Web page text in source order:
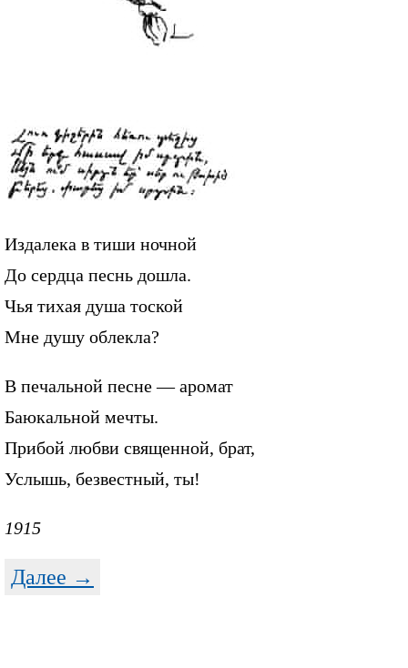
Издалека в тиши ночной
До сердца песнь дошла.
Чья тихая душа тоской
Мне душу облекла?
В печальной песне — аромат
Баюкальной мечты.
Прибой любви священной, брат,
Услышь, безвестный, ты!
1915
Далее →